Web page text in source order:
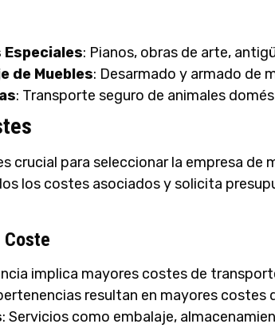
Especiales: Pianos, obras de arte,
de Muebles: Desarmado y armado de
: Transporte seguro de animales
crucial para seleccionar la empresa de
los costes asociados y solicita
implica mayores costes de
resultan en mayores costes
: Servicios como embalaje,